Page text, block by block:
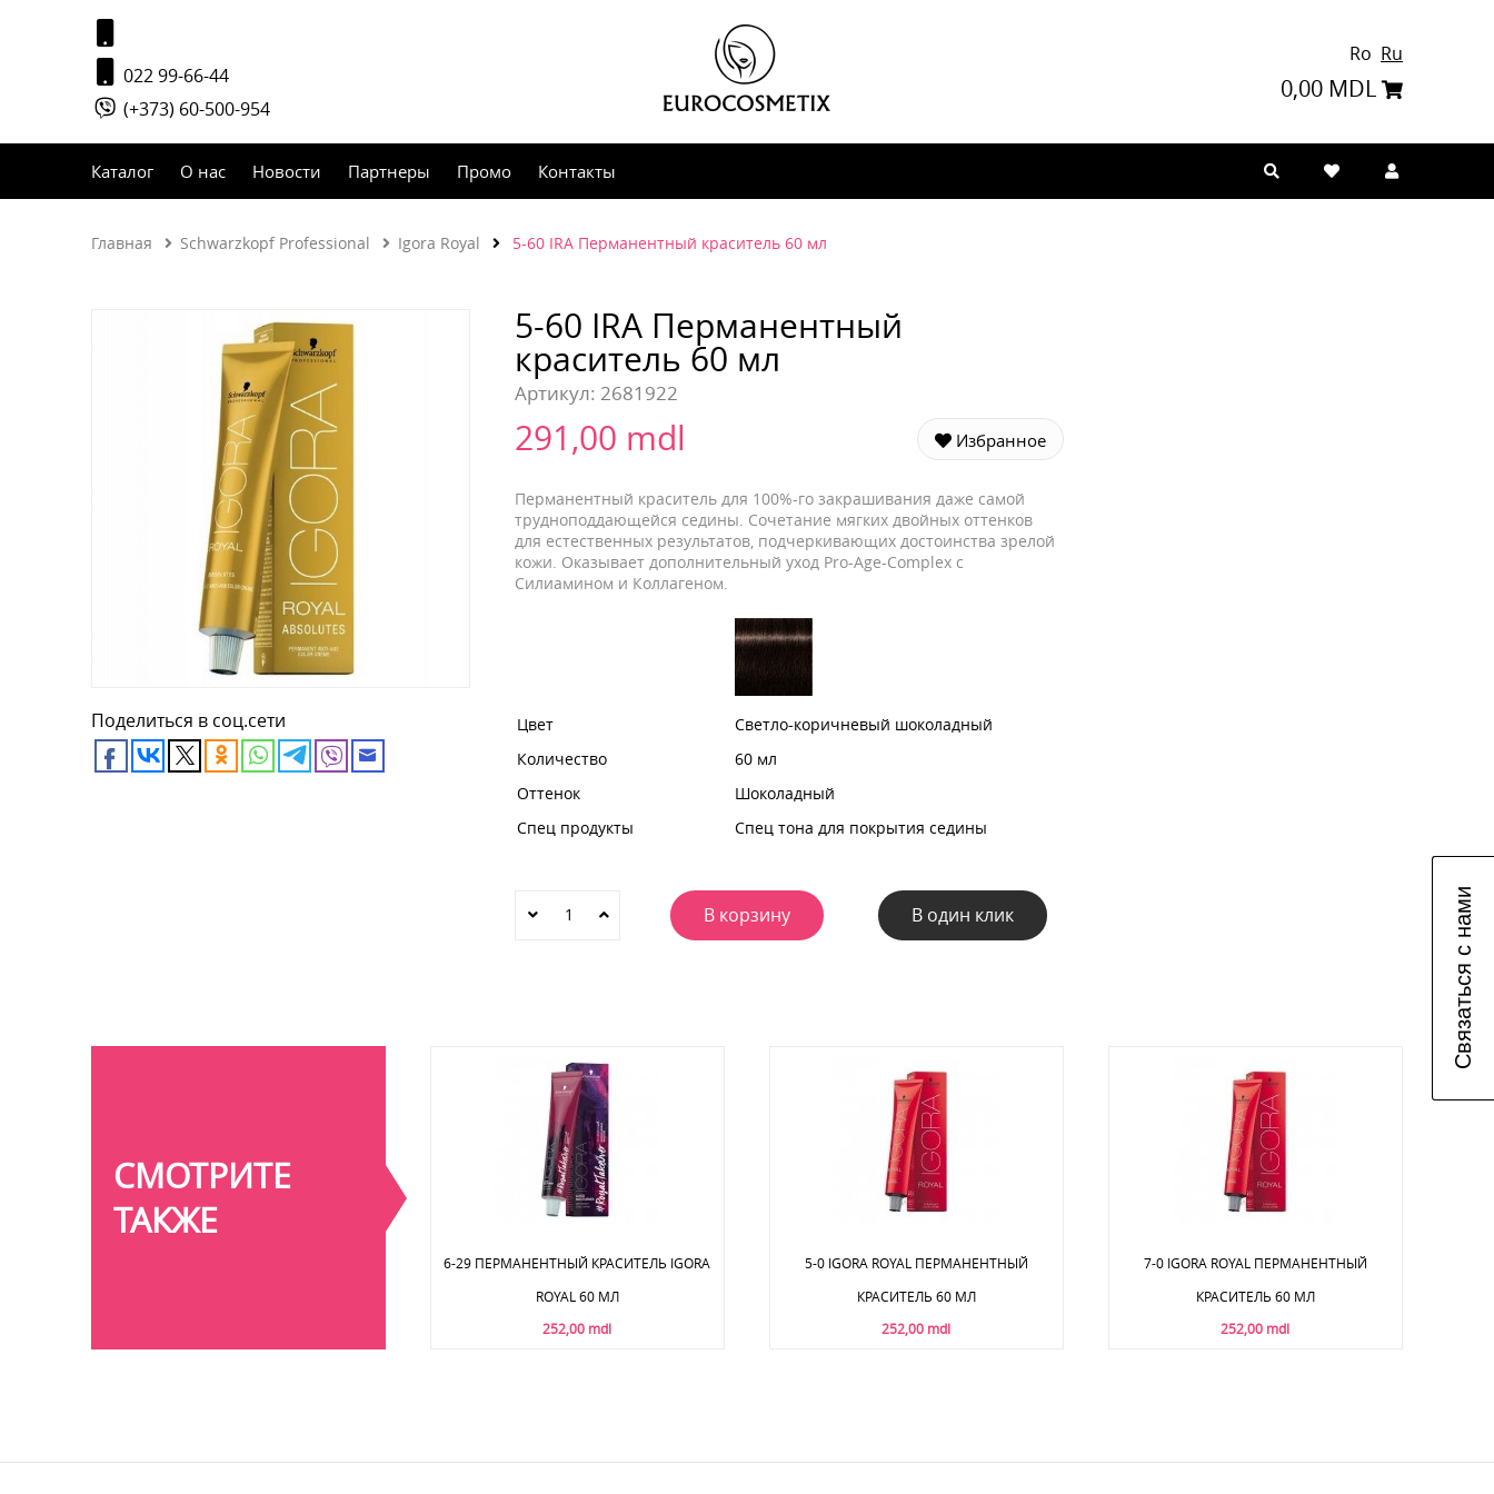
022 99-66-44
(+373) 60-500-954
Ro Ru
0,00 MDL
Каталог О нас Новости Партнеры Промо Контакты
Связаться с нами
Главная Schwarzkopf Professional Igora Royal 5-60 IRA Перманентный краситель 60 мл
Поделиться в соц.сети
5-60 IRA Перманентный
краситель 60 мл
Артикул: 2681922
291,00 mdl Избранное
Перманентный краситель для 100%-го закрашивания даже самой
трудноподдающейся седины. Сочетание мягких двойных оттенков
для естественных результатов, подчеркивающих достоинства зрелой
кожи. Оказывает дополнительный уход Pro-Age-Complex c
Силиамином и Коллагеном.
Цвет
Светло-коричневый шоколадный
Количество
60 мл
Оттенок
Шоколадный
Спец продукты
Спец тона для покрытия седины
В корзину В один клик
СМОТРИТЕ
ТАКЖЕ
6-29 ПЕРМАНЕНТНЫЙ КРАСИТЕЛЬ IGORA
ROYAL 60 МЛ
252,00 mdl
5-0 IGORA ROYAL ПЕРМАНЕНТНЫЙ
КРАСИТЕЛЬ 60 МЛ
252,00 mdl
7-0 IGORA ROYAL ПЕРМАНЕНТНЫЙ
КРАСИТЕЛЬ 60 МЛ
252,00 mdl